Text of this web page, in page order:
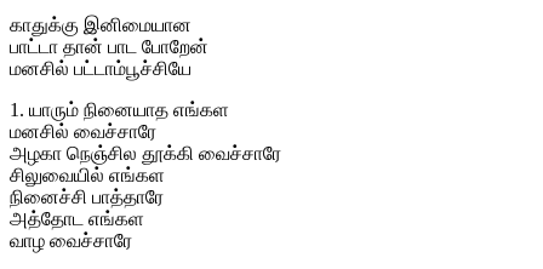
காதுக்கு இனிமையான
பாட்டா தான் பாட போறேன்
மனசில் பட்டாம்பூச்சியே
1. யாரும் நினையாத எங்கள
மனசில் வைச்சாரே
அழகா நெஞ்சில தூக்கி வைச்சாரே
சிலுவையில் எங்கள
நினைச்சி பாத்தாரே
அத்தோட எங்கள
வாழ வைச்சாரே